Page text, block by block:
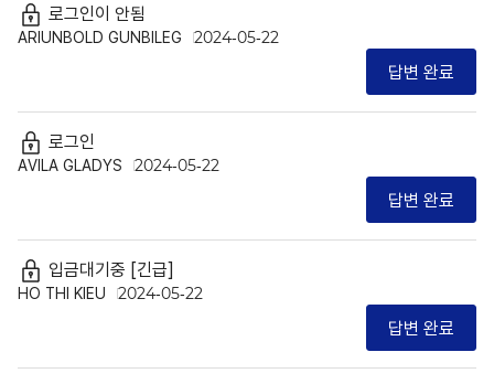
로그인이 안됨
ARIUNBOLD GUNBILEG 2024-05-22
답변 완료
로그인
AVILA GLADYS 2024-05-22
답변 완료
입금대기중 [긴급]
HO THI KIEU 2024-05-22
답변 완료